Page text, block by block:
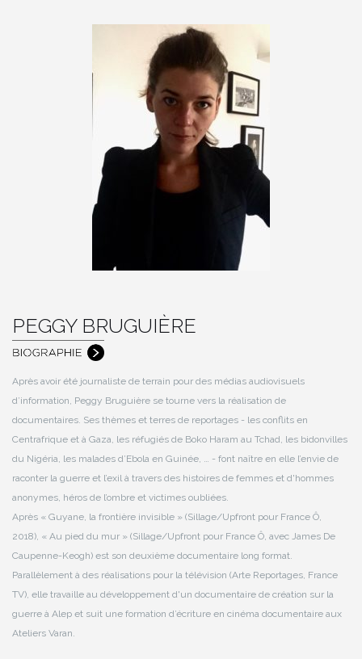
PEGGY BRUGUIÈRE
Après avoir été journaliste de terrain pour des médias audiovisuels
d’information, Peggy Bruguière se tourne vers la réalisation de
documentaires. Ses thèmes et terres de reportages - les conflits en
Centrafrique et à Gaza, les réfugiés de Boko Haram au Tchad, les bidonvilles
du Nigéria, les malades d’Ebola en Guinée, … - font naître en elle l’envie de
raconter la guerre et l’exil à travers des histoires de femmes et d'hommes
anonymes, héros de l’ombre et victimes oubliées.
Après « Guyane, la frontière invisible » (Sillage/Upfront pour France Ô,
2018), « Au pied du mur » (Sillage/Upfront pour France Ô, avec James De
Caupenne-Keogh) est son deuxième documentaire long format.
Parallèlement à des réalisations pour la télévision (Arte Reportages, France
TV), elle travaille au développement d'un documentaire de création sur la
guerre à Alep et suit une formation d’écriture en cinéma documentaire aux
Ateliers Varan.